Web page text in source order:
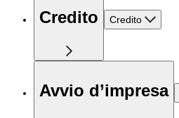
Credito Credito
Avvio d’impresa